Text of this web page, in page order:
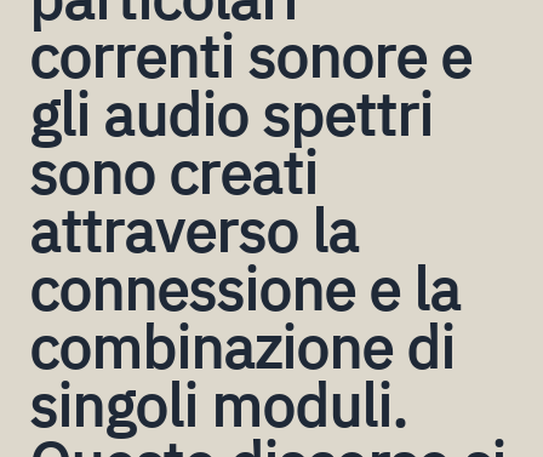
correnti sonore e
gli audio spettri
sono creati
attraverso la
connessione e la
combinazione di
singoli moduli.